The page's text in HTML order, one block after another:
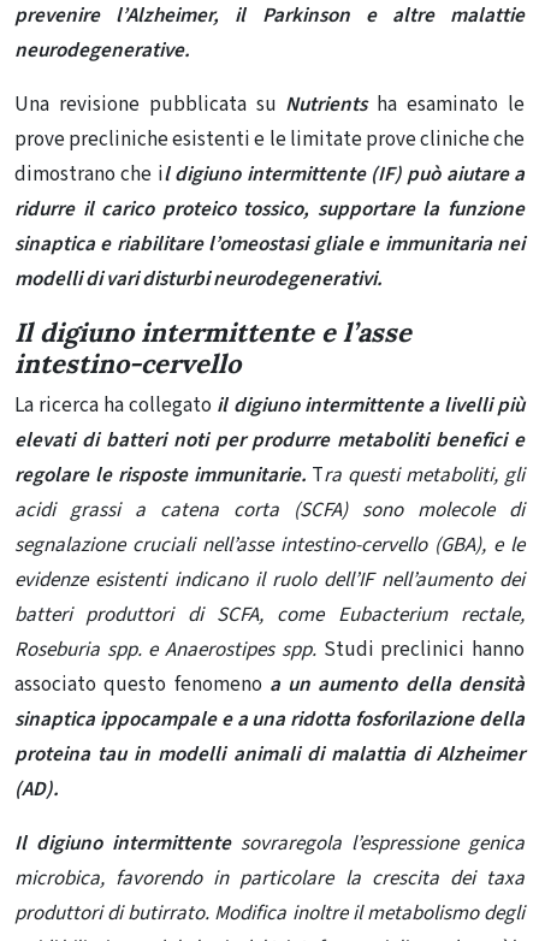
prevenire l’Alzheimer, il Parkinson e altre malattie
neurodegenerative.
Una revisione pubblicata su Nutrients ha esaminato le
prove precliniche esistenti e le limitate prove cliniche che
dimostrano che il digiuno intermittente (IF) può aiutare a
ridurre il carico proteico tossico, supportare la funzione
sinaptica e riabilitare l’omeostasi gliale e immunitaria nei
modelli di vari disturbi neurodegenerativi.
Il digiuno intermittente e l’asse
intestino-cervello
La ricerca ha collegato il digiuno intermittente a livelli più
elevati di batteri noti per produrre metaboliti benefici e
regolare le risposte immunitarie. Tra questi metaboliti, gli
acidi grassi a catena corta (SCFA) sono molecole di
segnalazione cruciali nell’asse intestino-cervello (GBA), e le
evidenze esistenti indicano il ruolo dell’IF nell’aumento dei
batteri produttori di SCFA, come Eubacterium rectale,
Roseburia spp. e Anaerostipes spp. Studi preclinici hanno
associato questo fenomeno a un aumento della densità
sinaptica ippocampale e a una ridotta fosforilazione della
proteina tau in modelli animali di malattia di Alzheimer
(AD).
Il digiuno intermittente sovraregola l’espressione genica
microbica, favorendo in particolare la crescita dei taxa
produttori di butirrato. Modifica inoltre il metabolismo degli